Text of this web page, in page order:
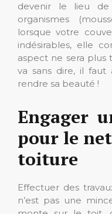
devenir le lieu
organismes
lorsque votre
indésirables, elle
aspect ne sera plus
va sans dire, il
rendre sa beauté !
Engager
pour le
toiture
Effectuer des
n’est pas une